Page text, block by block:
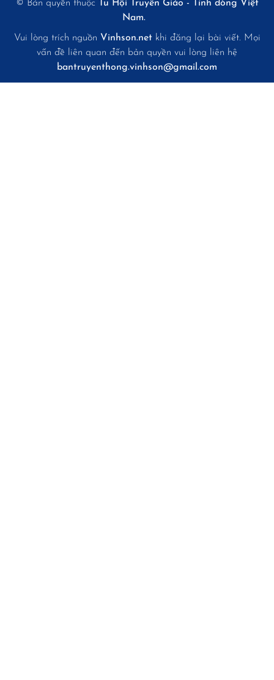
© Bản quyền thuộc
Tu Hội Truyền Giáo - Tỉnh dòng Việt
Nam.
Vui lòng trích nguồn Vinhson.net khi đăng lại bài viết. Mọi
vấn đề liên quan đến bản quyền vui lòng liên hệ
bantruyenthong.vinhson@gmail.com